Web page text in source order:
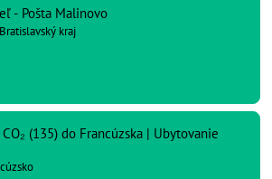
- Pošta Malinovo
kraj
(135) do Francúzska | Ubytovanie